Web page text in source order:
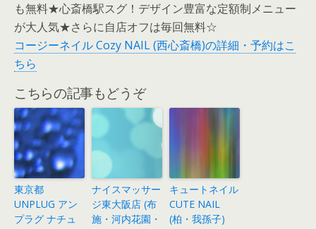
も無料★心斎橋駅スグ！デザイン豊富な定額制メニュー
が大人気★さらに自店オフは毎回無料☆
コージーネイル Cozy NAIL (西心斎橋)の詳細・予約はこ
ちら
こちらの記事もどうぞ
東京都
UNPLUG アン
プラグ ナチュ
ナイスマッサー
ジ東大阪店 (布
施・河内花園・
キュートネイル
CUTE NAIL
(柏・我孫子)